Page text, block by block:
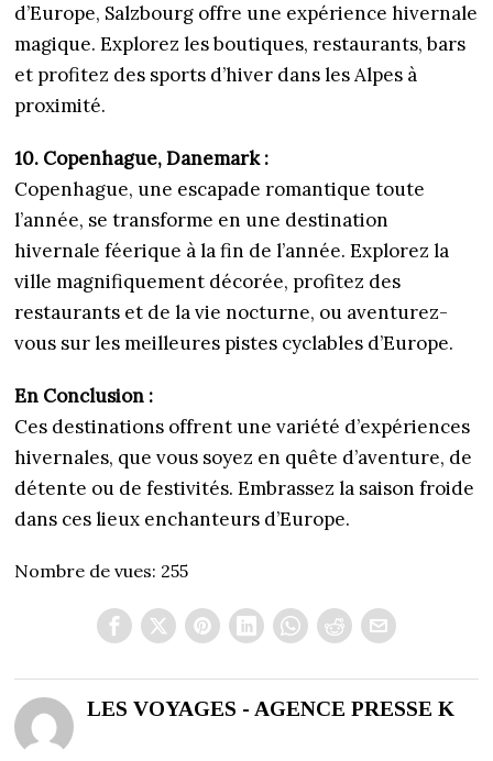
d’Europe, Salzbourg offre une expérience hivernale
magique. Explorez les boutiques, restaurants, bars
et profitez des sports d’hiver dans les Alpes à
proximité.
10. Copenhague, Danemark :
Copenhague, une escapade romantique toute
l’année, se transforme en une destination
hivernale féerique à la fin de l’année. Explorez la
ville magnifiquement décorée, profitez des
restaurants et de la vie nocturne, ou aventurez-
vous sur les meilleures pistes cyclables d’Europe.
En Conclusion :
Ces destinations offrent une variété d’expériences
hivernales, que vous soyez en quête d’aventure, de
détente ou de festivités. Embrassez la saison froide
dans ces lieux enchanteurs d’Europe.
Nombre de vues: 255
LES VOYAGES - AGENCE PRESSE K